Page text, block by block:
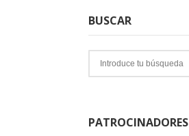
BUSCAR
PATROCINADORES